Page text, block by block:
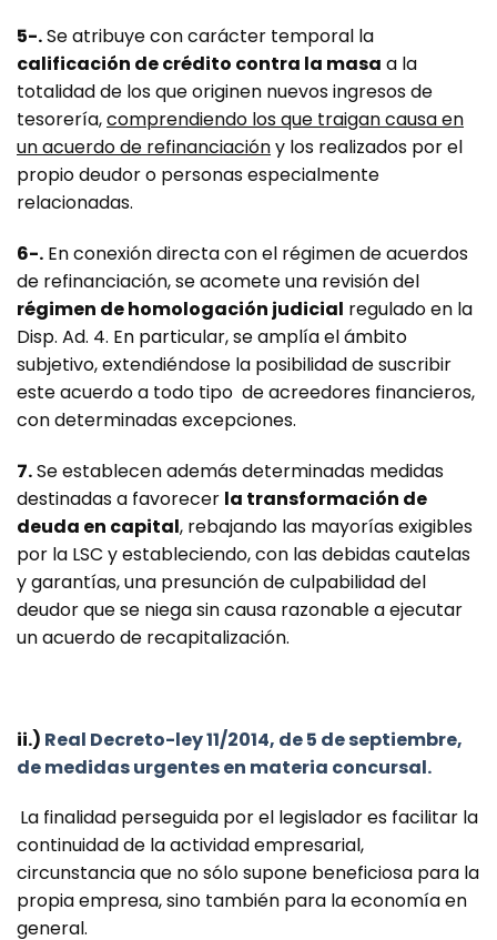
5-.Se atribuye con carácter temporal la
calificación de crédito contra la masa a la
totalidad de los que originen nuevos ingresos de
tesorería,comprendiendo los que traigan causa en
un acuerdo de refinanciacióny los realizados por el
propio deudor o personas especialmente
relacionadas.
6-. En conexión directa con el régimen de acuerdos
de refinanciación, se acomete una revisión del
régimen de homologación judicial regulado en la
Disp. Ad. 4. En particular, se amplía el ámbito
subjetivo, extendiéndose la posibilidad de suscribir
este acuerdo a todo tipo de acreedores financieros,
con determinadas excepciones.
7.Se establecen además determinadas medidas
destinadas a favorecer la transformación de
deuda en capital, rebajando las mayorías exigibles
por la LSC y estableciendo, con las debidas cautelas
y garantías, una presunción de culpabilidad del
deudor que se niega sin causa razonable a ejecutar
un acuerdo de recapitalización.
ii.) Real Decreto-ley 11/2014, de 5 de septiembre,
de medidas urgentes en materia concursal.
La finalidad perseguida por el legislador es facilitar la
continuidad de la actividad empresarial,
circunstancia que no sólo supone beneficiosa para la
propia empresa, sino también para la economía en
general.